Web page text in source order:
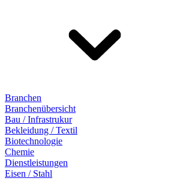
Branchen
Branchenübersicht
Bau / Infrastrukur
Bekleidung / Textil
Biotechnologie
Chemie
Dienstleistungen
Eisen / Stahl